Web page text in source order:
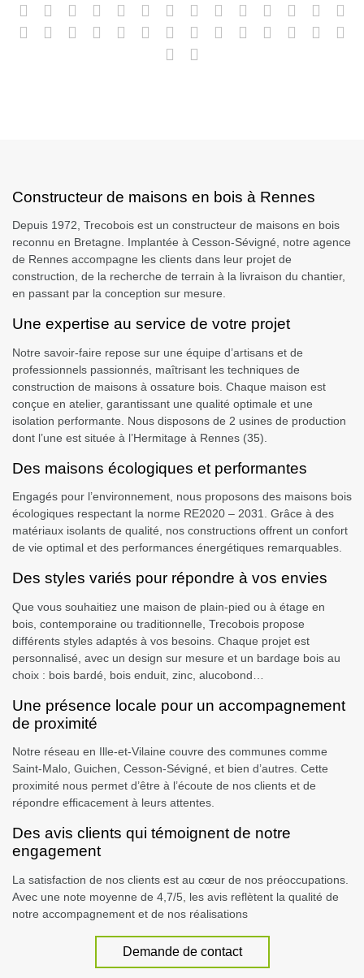
Constructeur de maisons en bois à Rennes
Depuis 1972, Trecobois est un constructeur de maisons en bois
reconnu en Bretagne. Implantée à Cesson-Sévigné, notre agence
de Rennes accompagne les clients dans leur projet de
construction, de la recherche de terrain à la livraison du chantier,
en passant par la conception sur mesure.
Une expertise au service de votre projet
Notre savoir-faire repose sur une équipe d’artisans et de
professionnels passionnés, maîtrisant les techniques de
construction de maisons à ossature bois. Chaque maison est
conçue en atelier, garantissant une qualité optimale et une
isolation performante. Nous disposons de 2 usines de production
dont l’une est située à l’Hermitage à Rennes (35).
Des maisons écologiques et performantes
Engagés pour l’environnement, nous proposons des maisons bois
écologiques respectant la norme RE2020 – 2031. Grâce à des
matériaux isolants de qualité, nos constructions offrent un confort
de vie optimal et des performances énergétiques remarquables.
Des styles variés pour répondre à vos envies
Que vous souhaitiez une maison de plain-pied ou à étage en
bois, contemporaine ou traditionnelle, Trecobois propose
différents styles adaptés à vos besoins. Chaque projet est
personnalisé, avec un design sur mesure et un bardage bois au
choix : bois bardé, bois enduit, zinc, alucobond…
Une présence locale pour un accompagnement
de proximité
Notre réseau en Ille-et-Vilaine couvre des communes comme
Saint-Malo, Guichen, Cesson-Sévigné, et bien d’autres. Cette
proximité nous permet d’être à l’écoute de nos clients et de
répondre efficacement à leurs attentes.
Des avis clients qui témoignent de notre
engagement
La satisfaction de nos clients est au cœur de nos préoccupations.
Avec une note moyenne de 4,7/5, les avis reflètent la qualité de
notre accompagnement et de nos réalisations
Demande de contact